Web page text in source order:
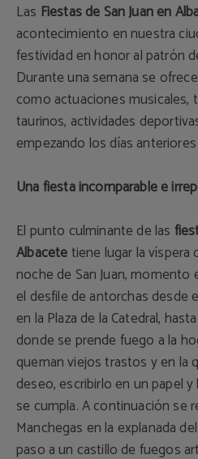
Las Fiestas de San Juan en
acontecimiento en nuestra
festividad en honor al patrón
Durante una semana se
como actuaciones musicales,
taurinos, actividades
empezando los días
Una fiesta incomparable e
El punto culminante de las
Albacetetiene lugar la víspera
noche de San Juan, momento
el desfile de antorchas desde
en la Plaza de la Catedral,
donde se prende fuego a la
queman viejos trastos y en la
deseo, escribirlo en un papel
se cumpla. A continuación se
Manchegas en la explanada
paso a un castillo de fuegos